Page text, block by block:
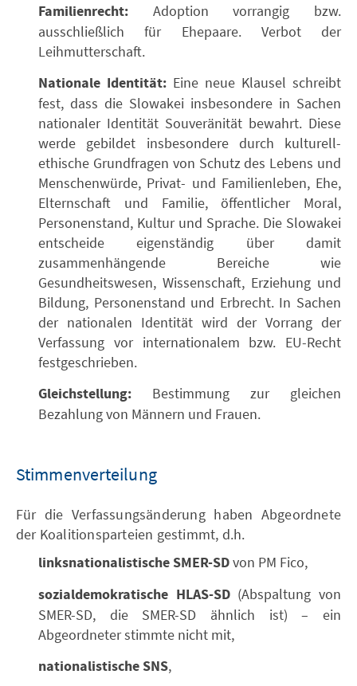
Familienrecht: Adoption vorrangig bzw.
ausschließlich für Ehepaare. Verbot der
Leihmutterschaft.
Nationale Identität: Eine neue Klausel schreibt
fest, dass die Slowakei insbesondere in Sachen
nationaler Identität Souveränität bewahrt. Diese
werde gebildet insbesondere durch kulturell-
ethische Grundfragen von Schutz des Lebens und
Menschenwürde, Privat- und Familienleben, Ehe,
Elternschaft und Familie, öffentlicher Moral,
Personenstand, Kultur und Sprache. Die Slowakei
entscheide eigenständig über damit
zusammenhängende Bereiche wie
Gesundheitswesen, Wissenschaft, Erziehung und
Bildung, Personenstand und Erbrecht. In Sachen
der nationalen Identität wird der Vorrang der
Verfassung vor internationalem bzw. EU-Recht
festgeschrieben.
Gleichstellung: Bestimmung zur gleichen
Bezahlung von Männern und Frauen.
Stimmenverteilung
Für die Verfassungsänderung haben Abgeordnete
der Koalitionsparteien gestimmt, d.h.
linksnationalistische SMER-SDvon PM Fico,
sozialdemokratische HLAS-SD(Abspaltung von
SMER-SD, die SMER-SD ähnlich ist) – ein
Abgeordneter stimmte nicht mit,
nationalistische SNS,